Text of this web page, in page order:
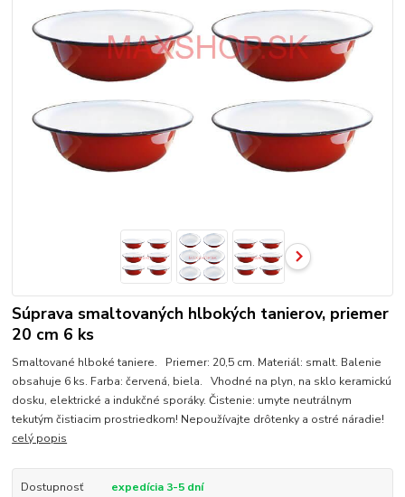
Súprava smaltovaných hlbokých tanierov, priemer
20 cm 6 ks
Smaltované hlboké taniere. Priemer: 20,5 cm. Materiál: smalt. Balenie
obsahuje 6 ks. Farba: červená, biela. Vhodné na plyn, na sklo keramickú
dosku, elektrické a indukčné sporáky. Čistenie: umyte neutrálnym
tekutým čistiacim prostriedkom! Nepoužívajte drôtenky a ostré náradie!
celý popis
Dostupnosť expedícia 3-5 dní